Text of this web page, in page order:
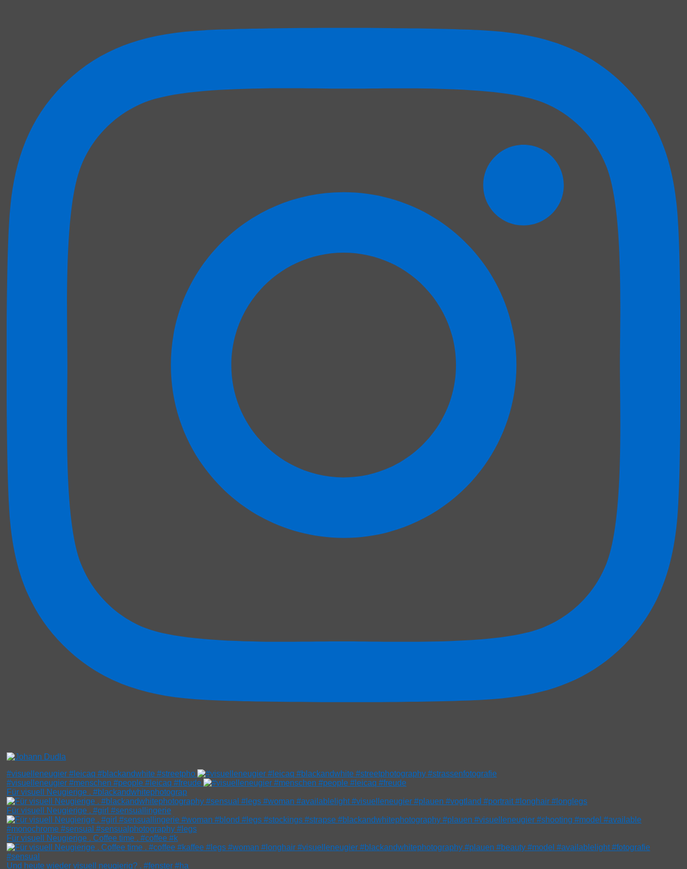
#visuelleneugier #leicaq #blackandwhite #streetpho
#visuelleneugier #menschen #people #leicaq #freude
Für visuell Neugierige . #blackandwhitephotograp
Für visuell Neugierige . #girl #sensuallingerie
Für visuell Neugierige . Coffee time . #coffee #k
Und heute wieder visuell neugierig? . #fenster #ha